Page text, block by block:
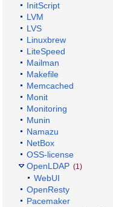
InitScript
LVM
LVS
Linuxbrew
LiteSpeed
Mailman
Makefile
Memcached
Monit
Monitoring
Munin
Namazu
NetBox
OSS-license
OpenLDAP (1)
WebUI
OpenResty
Pacemaker